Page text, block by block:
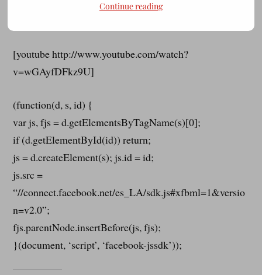
[youtube http://www.youtube.com/watch?
v=wGAyfDFkz9U]
(function(d, s, id) {
var js, fjs = d.getElementsByTagName(s)[0];
if (d.getElementById(id)) return;
js = d.createElement(s); js.id = id;
js.src =
“//connect.facebook.net/es_LA/sdk.js#xfbml=1&versio
n=v2.0”;
fjs.parentNode.insertBefore(js, fjs);
}(document, ‘script’, ‘facebook-jssdk’));
Continue reading